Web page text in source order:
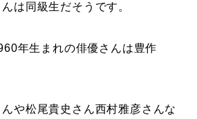
は同級生だそうです。
年生まれの俳優さんは豊作
や松尾貴史さん西村雅彦さんな